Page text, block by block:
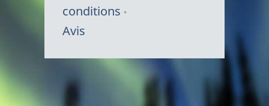
conditions
Avis
Canada